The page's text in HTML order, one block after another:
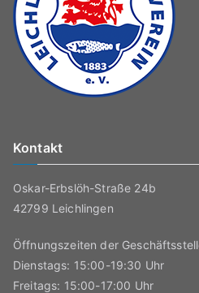
Kontakt
Oskar-Erbslöh-Straße 24b
42799 Leichlingen
Öffnungszeiten der
Dienstags: 15:00-19:30 Uhr
Freitags: 15:00-17:00 Uhr